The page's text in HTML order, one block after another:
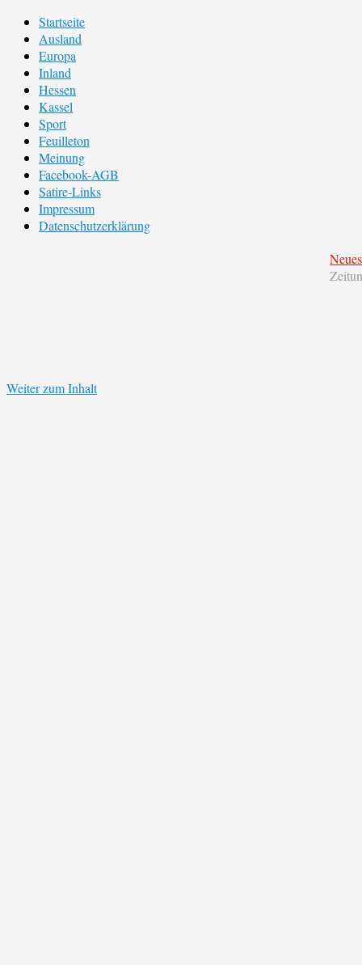
Startseite
Ausland
Europa
Inland
Hessen
Kassel
Sport
Feuilleton
Meinung
Facebook-AGB
Satire-Links
Impressum
Datenschutzerklärung
Weiter zum Inhalt